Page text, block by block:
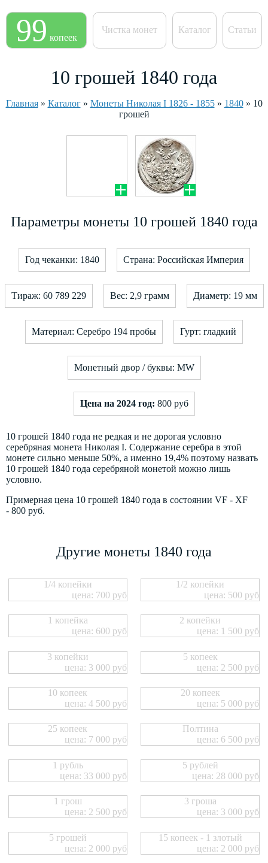
99 копеек
Чистка монет Каталог Статьи
10 грошей 1840 года
Главная» Каталог» Монеты Николая I 1826 - 1855» 1840» 10
грошей
Параметры монеты 10 грошей 1840 года
Год чеканки: 1840 Страна: Российская Империя
Тираж: 60 789 229 Вес: 2,9 грамм Диаметр: 19 мм
Материал: Серебро 194 пробы Гурт: гладкий
Монетный двор / буквы: MW
Цена на 2024 год: 800 руб
10 грошей 1840 года не редкая и не дорогая условно
серебряная монета Николая I. Содержание серебра в этой
монете сильно меньше 50%, а именно 19,4% поэтому назвать
10 грошей 1840 года серебряной монетой можно лишь
условно.
Примерная цена 10 грошей 1840 года в состоянии VF - XF
- 800 руб.
Другие монеты 1840 года
1/4 копейки
цена: 700 руб
1/2 копейки
цена: 500 руб
1 копейка
цена: 600 руб
2 копейки
цена: 1 500 руб
3 копейки
цена: 3 000 руб
5 копеек
цена: 2 500 руб
10 копеек
цена: 4 500 руб
20 копеек
цена: 5 000 руб
25 копеек
цена: 7 000 руб
Полтина
цена: 6 500 руб
1 рубль
цена: 33 000 руб
5 рублей
цена: 28 000 руб
1 грош
цена: 2 500 руб
3 гроша
цена: 3 000 руб
5 грошей
цена: 2 000 руб
15 копеек - 1 злотый
цена: 2 000 руб